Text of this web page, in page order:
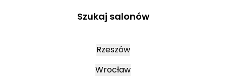
Szukaj salonów
Rzeszów
Wrocław